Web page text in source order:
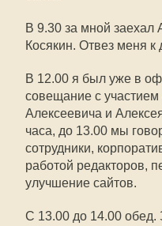
В 9.30 за мной заехал
Косякин. Отвез меня к
В 12.00 я был уже в
совещание с
Алексеевича и
часа, до 13.00 мы
сотрудники,
работой редакторов,
улучшение сайтов.
С 13.00 до 14.00